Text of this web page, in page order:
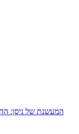
המעשנת של ניסן: